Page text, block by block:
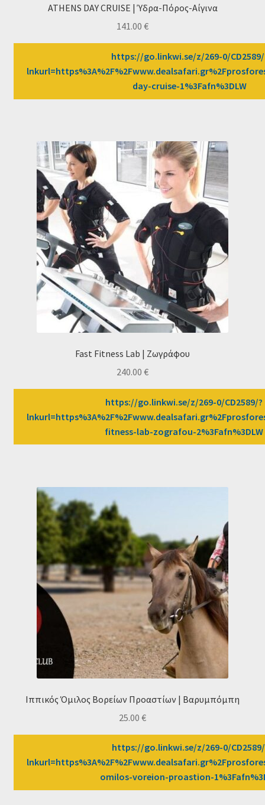
ATHENS DAY CRUISE | Ύδρα-Πόρος-Αίγινα
141.00 €
https://go.linkwi.se/z/269-0/
day-cruise-1%3Fafn%3DLW
Fast Fitness Lab | Ζωγράφου
240.00 €
https://go.linkwi.se/z/269-0/CD2589/?
fitness-lab-zografou-2%3Fafn%3DLW
Ιππικός Όμιλος Βορείων Προαστίων | Βαρυμπόμπη
25.00 €
https://go.linkwi.se/z/269-0/
omilos-voreion-proastion-